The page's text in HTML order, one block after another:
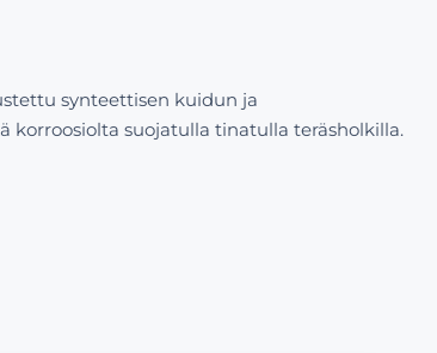
synteettisen kuidun ja
korroosiolta suojatulla tinatulla teräsholkilla.